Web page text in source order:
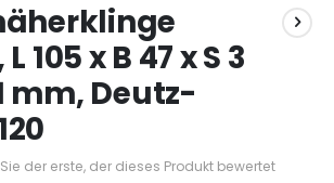
105 x B 47 x S 3
mm, Deutz-
der erste, der dieses Produkt bewertet